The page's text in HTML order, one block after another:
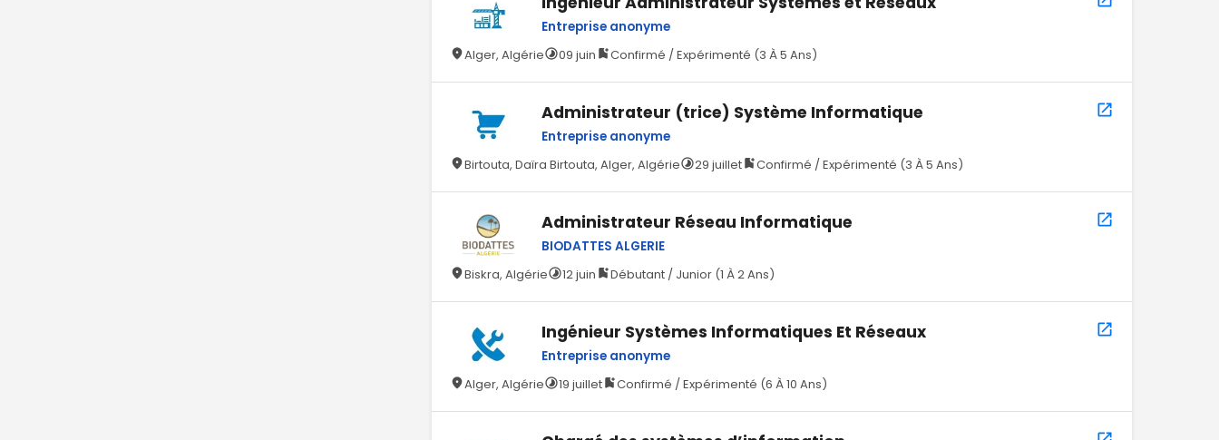
Entreprise anonyme
Alger, Algérie
09 juin Confirmé / Expérimenté (3 À 5 Ans)
Administrateur (trice) Système Informatique
Entreprise anonyme
Birtouta, Daïra Birtouta, Alger, Algérie
29 juillet Confirmé / Expérimenté (3 À 5 Ans)
Administrateur Réseau Informatique
BIODATTES ALGERIE
Biskra, Algérie
12 juin Débutant / Junior (1 À 2 Ans)
Ingénieur Systèmes Informatiques Et Réseaux
Entreprise anonyme
Alger, Algérie
19 juillet Confirmé / Expérimenté (6 À 10 Ans)